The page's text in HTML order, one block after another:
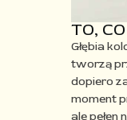
TO,
Głębia
tworzą
dopiero
moment
ale pełen